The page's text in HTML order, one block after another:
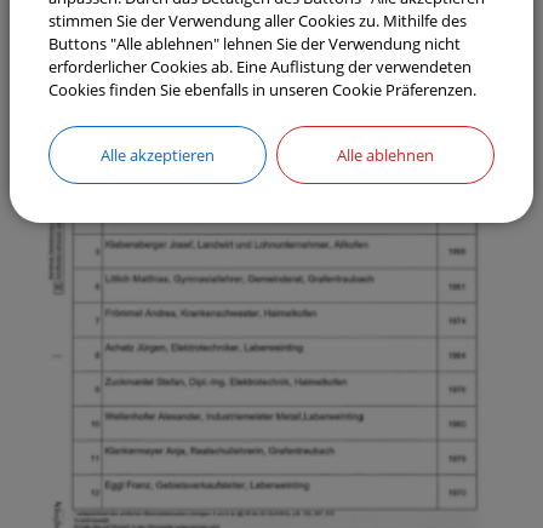
stimmen Sie der Verwendung aller Cookies zu. Mithilfe des
Buttons "Alle ablehnen" lehnen Sie der Verwendung nicht
erforderlicher Cookies ab. Eine Auflistung der verwendeten
Cookies finden Sie ebenfalls in unseren Cookie Präferenzen.
Alle akzeptieren Alle ablehnen